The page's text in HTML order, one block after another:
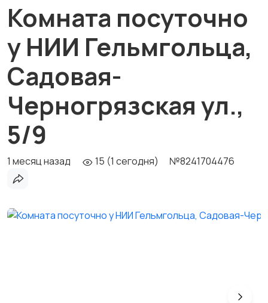
Комната посуточно
у НИИ Гельмгольца,
Садовая-
Черногрязская ул.,
5/9
1 месяц назад 15 (1 сегодня) №8241704476